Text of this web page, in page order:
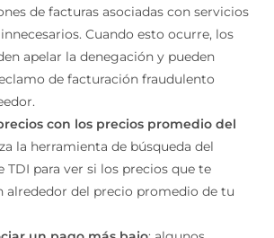
de facturas asociadas con servicios
Cuando esto ocurre, los
apelar la denegación y pueden
de facturación fraudulento
con los precios promedio del
la herramienta de búsqueda del
TDI para ver si los precios que te
alrededor del precio promedio de tu